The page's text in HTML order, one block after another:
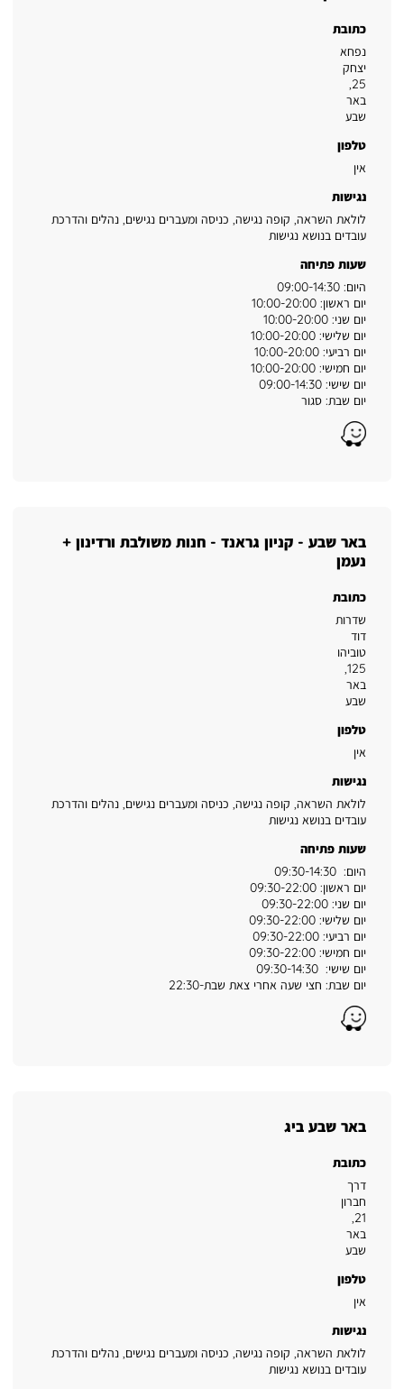
כתובת
נפחא
יצחק
25
,
באר
שבע
טלפון
אין
נגישות
לולאת השראה, קופה נגישה, כניסה ומעברים נגישים, נהלים והדרכת
עובדים בנושא נגישות
שעות פתיחה
היום: 09:00-14:30
יום ראשון: 10:00-20:00
יום שני: 10:00-20:00
יום שלישי: 10:00-20:00
יום רביעי: 10:00-20:00
יום חמישי: 10:00-20:00
יום שישי: 09:00-14:30
יום שבת: סגור
Waze
באר שבע - קניון גראנד - חנות משולבת ורדינון +
נעמן
כתובת
שדרות
דוד
טוביהו
125
,
באר
שבע
טלפון
אין
נגישות
לולאת השראה, קופה נגישה, כניסה ומעברים נגישים, נהלים והדרכת
עובדים בנושא נגישות
שעות פתיחה
היום: 09:30-14:30
יום ראשון: 09:30-22:00
יום שני: 09:30-22:00
יום שלישי: 09:30-22:00
יום רביעי: 09:30-22:00
יום חמישי: 09:30-22:00
יום שישי: 09:30-14:30
יום שבת: חצי שעה אחרי צאת שבת-22:30
Waze
באר שבע ביג
כתובת
דרך
חברון
21
,
באר
שבע
טלפון
אין
נגישות
לולאת השראה, קופה נגישה, כניסה ומעברים נגישים, נהלים והדרכת
עובדים בנושא נגישות